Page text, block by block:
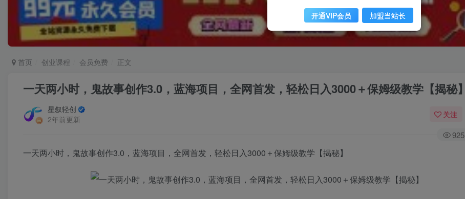
首页 创业课程 会员免费 正文
一天两小时，鬼故事创作3.0，蓝海项目，全网首发，轻松日入3000＋保姆级教学【揭秘】
星叙轻创
2年前更新
关注
925
一天两小时，鬼故事创作3.0，蓝海项目，全网首发，轻松日入3000＋保姆级教学【揭秘】
开通VIP会员 加盟当站长